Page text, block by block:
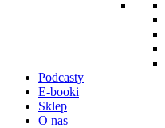
Podcasty
E-booki
Sklep
O nas